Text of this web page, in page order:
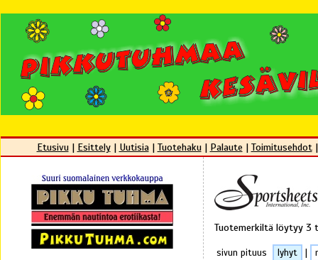
Etusivu| Esittely| Uutisia| Tuotehaku| Palaute | Toimitusehdot
Tuotemerkiltä löytyy 3
sivun pituus lyhyt